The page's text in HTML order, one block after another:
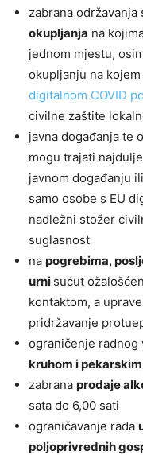
zabrana održavanja
okupljanja na
jednom mjestu,
okupljanju na
digitalnom COVID
civilne zaštite
javna događanja te
mogu trajati
javnom događanju
samo osobe s EU
nadležni stožer
suglasnost
na pogrebima,
urni sućut
kontaktom, a
pridržavanje
ograničenje radnog
kruhom i
zabrana prodaje
sata do 6,00 sati
ograničavanje rada
poljoprivrednih